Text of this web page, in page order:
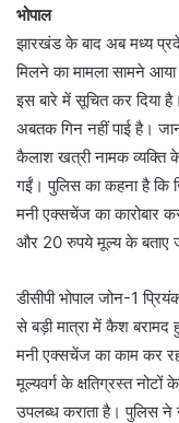
भोपाल
झारखंड के बाद अब मध्य
मिलने का मामला सामने
इस बारे में सूचित कर दिया
अबतक गिन नहीं पाई है।
कैलाश खत्री नामक व्यक्ति के
गईं। पुलिस का कहना है
मनी एक्सचेंज का कारोबार
और 20 रुपये मूल्य के बताए
डीसीपी भोपाल जोन-1
से बड़ी मात्रा में कैश
मनी एक्सचेंज का काम कर
मूल्यवर्ग के क्षतिग्रस्त
उपलब्ध कराता है। पुलिस ने